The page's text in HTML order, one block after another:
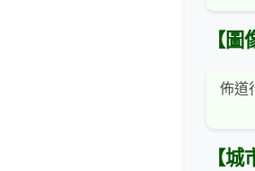
【圖
佈道
【城